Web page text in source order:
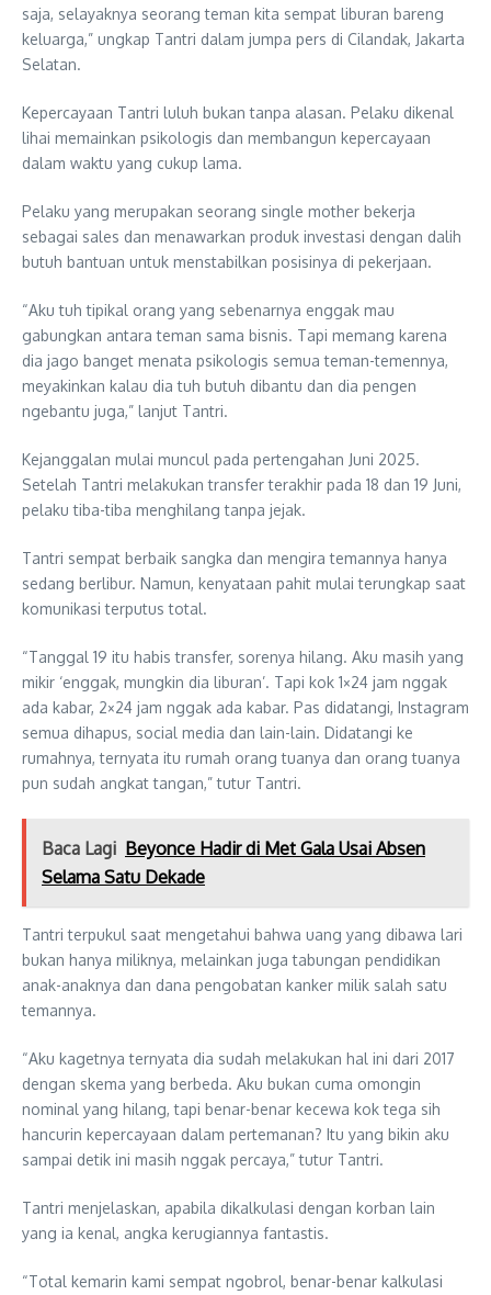
saja, selayaknya seorang teman kita sempat liburan bareng
keluarga,” ungkap Tantri dalam jumpa pers di Cilandak, Jakarta
Selatan.
Kepercayaan Tantri luluh bukan tanpa alasan. Pelaku dikenal
lihai memainkan psikologis dan membangun kepercayaan
dalam waktu yang cukup lama.
Pelaku yang merupakan seorang single mother bekerja
sebagai sales dan menawarkan produk investasi dengan dalih
butuh bantuan untuk menstabilkan posisinya di pekerjaan.
“Aku tuh tipikal orang yang sebenarnya enggak mau
gabungkan antara teman sama bisnis. Tapi memang karena
dia jago banget menata psikologis semua teman-temennya,
meyakinkan kalau dia tuh butuh dibantu dan dia pengen
ngebantu juga,” lanjut Tantri.
Kejanggalan mulai muncul pada pertengahan Juni 2025.
Setelah Tantri melakukan transfer terakhir pada 18 dan 19 Juni,
pelaku tiba-tiba menghilang tanpa jejak.
Tantri sempat berbaik sangka dan mengira temannya hanya
sedang berlibur. Namun, kenyataan pahit mulai terungkap saat
komunikasi terputus total.
“Tanggal 19 itu habis transfer, sorenya hilang. Aku masih yang
mikir ‘enggak, mungkin dia liburan’. Tapi kok 1×24 jam nggak
ada kabar, 2×24 jam nggak ada kabar. Pas didatangi, Instagram
semua dihapus, social media dan lain-lain. Didatangi ke
rumahnya, ternyata itu rumah orang tuanya dan orang tuanya
pun sudah angkat tangan,” tutur Tantri.
Baca Lagi Beyonce Hadir di Met Gala Usai Absen
Selama Satu Dekade
Tantri terpukul saat mengetahui bahwa uang yang dibawa lari
bukan hanya miliknya, melainkan juga tabungan pendidikan
anak-anaknya dan dana pengobatan kanker milik salah satu
temannya.
“Aku kagetnya ternyata dia sudah melakukan hal ini dari 2017
dengan skema yang berbeda. Aku bukan cuma omongin
nominal yang hilang, tapi benar-benar kecewa kok tega sih
hancurin kepercayaan dalam pertemanan? Itu yang bikin aku
sampai detik ini masih nggak percaya,” tutur Tantri.
Tantri menjelaskan, apabila dikalkulasi dengan korban lain
yang ia kenal, angka kerugiannya fantastis.
“Total kemarin kami sempat ngobrol, benar-benar kalkulasi